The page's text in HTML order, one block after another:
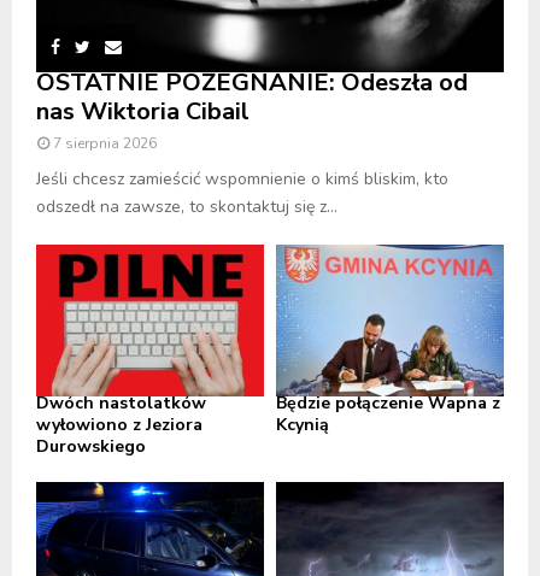
OSTATNIE POŻEGNANIE: Odeszła od
nas Wiktoria Cibail
7 sierpnia 2026
Jeśli chcesz zamieścić wspomnienie o kimś bliskim, kto
odszedł na zawsze, to skontaktuj się z...
Dwóch nastolatków
wyłowiono z Jeziora
Durowskiego
Będzie połączenie Wapna z
Kcynią